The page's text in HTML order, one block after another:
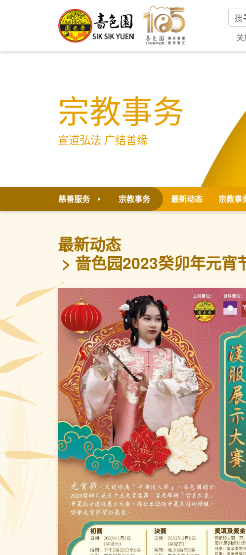
搜寻
宗教事务
宣道弘法 广结善缘
慈善服务 宗教事务 最新动态 宗教事
最新动态
啬色园2023癸卯年元宵